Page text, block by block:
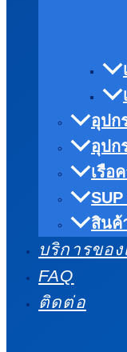
อุปก
อุปก
เรือ
สินค้
บริการของ
FAQ
ติดต่อ